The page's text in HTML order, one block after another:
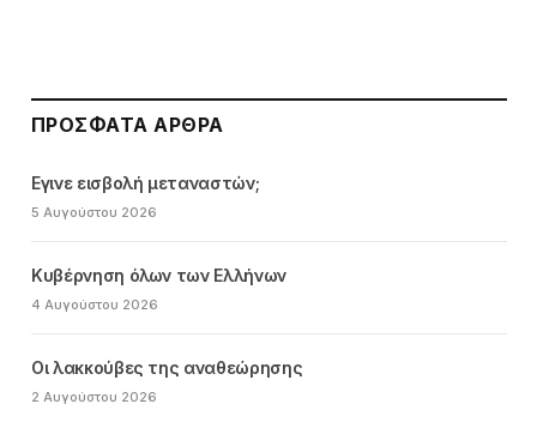
ΠΡΌΣΦΑΤΑ ΆΡΘΡΑ
Εγινε εισβολή μεταναστών;
5 Αυγούστου 2026
Κυβέρνηση όλων των Ελλήνων
4 Αυγούστου 2026
Οι λακκούβες της αναθεώρησης
2 Αυγούστου 2026